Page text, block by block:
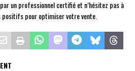
un professionnel certifié et n’hésitez pas à
pour optimiser votre vente.